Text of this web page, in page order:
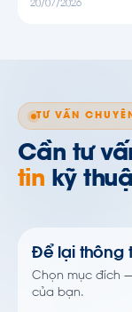
20/07/2026
TƯ VẤN
Cần tư
tin kỹ
Để lại thông
Chọn mục đích
của bạn.